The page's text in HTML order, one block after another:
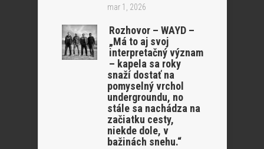
mar 1, 2026
Rozhovor – WAYD –
„Má to aj svoj
interpretačný význam
– kapela sa roky
snaží dostať na
pomyselný vrchol
undergroundu, no
stále sa nachádza na
začiatku cesty,
niekde dole, v
bažinách snehu.“